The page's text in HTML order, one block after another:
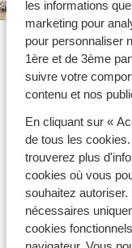
les informations
marketing pour
pour personnaliser
1ère et de 3ème
suivre votre
contenu et nos
En cliquant sur «
de tous les
trouverez plus
cookies où vous
souhaitez
nécessaires
cookies
Avec Sunweb
voyage au ski
séminaire ski,
groupe dès 20
comité
complète. Pour
ski pour votre
sont toujours